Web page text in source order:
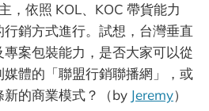
，依照 KOL、KOC 帶貨能力
銷方式進行。試想，台灣垂直
案包裝能力，是否大家可以從
體的「聯盟行銷聯播網」，或
的商業模式？（by Jeremy）